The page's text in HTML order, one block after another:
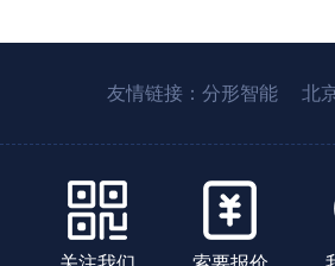
友情链接： 分形智能 北